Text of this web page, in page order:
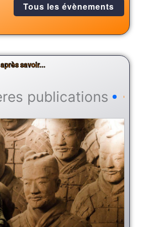
Tous les évènements
après savoir...
publications